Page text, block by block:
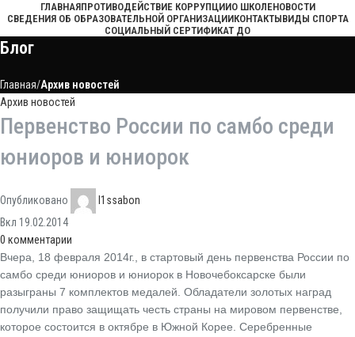
ГЛАВНАЯПРОТИВОДЕЙСТВИЕ КОРРУПЦИИО ШКОЛЕНОВОСТИ
СВЕДЕНИЯ ОБ ОБРАЗОВАТЕЛЬНОЙ ОРГАНИЗАЦИИКОНТАКТЫВИДЫ СПОРТА
СОЦИАЛЬНЫЙ СЕРТИФИКАТ ДО
Блог
Главная Архив новостей
Архив новостей
Первенство России по самбо среди
юниоров и юниорок
Опубликовано
l1ssabon
Вкл 19.02.2014
0 комментарии
Вчера, 18 февраля 2014г., в стартовый день первенства России по
самбо среди юниоров и юниорок в Новочебоксарске были
разыграны 7 комплектов медалей. Обладатели золотых наград
получили право защищать честь страны на мировом первенстве,
которое состоится в октябре в Южной Корее. Серебренные